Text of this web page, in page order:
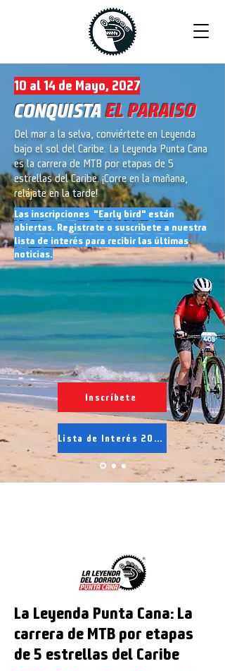
10 al 14 de Mayo, 2027
CONQUISTAEL PARAISO
Del mar a la selva, conviértete en Leyenda
bajo el sol del Caribe. La Leyenda Punta Cana
es la carrera de MTB por etapas de 5
estrellas del Caribe. ¡Corre en la mañana,
relájate en la tarde!
Las inscripciones "Early bird" están
abiertas. Registrate o suscribete a nuestra
lista de interés para recibir las últimas
noticias.
Inscríbete
Lista de Interés 2027
La Leyenda Punta Cana: La
carrera de MTB por etapas
de 5 estrellas del Caribe